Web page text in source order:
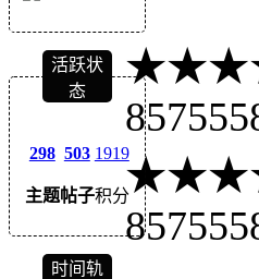
活跃状
态
298
主题
503
帖子
1919
积分
时间轨